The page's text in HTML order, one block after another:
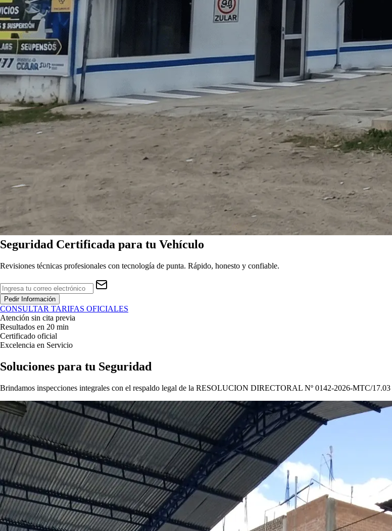
Seguridad Certificada para tu Vehículo
Revisiones técnicas profesionales con tecnología de punta. Rápido, honesto y confiable.
Pedir Información
CONSULTAR TARIFAS OFICIALES
Atención sin cita previa
Resultados en 20 min
Certificado oficial
Excelencia en Servicio
Soluciones para tu Seguridad
Brindamos inspecciones integrales con el respaldo legal de la RESOLUCION DIRECTORAL Nº 0142-2026-MTC/17.03